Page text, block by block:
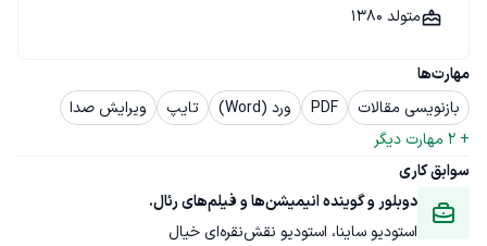
مهارت‌ها
بازنویسی مقالات
PDF ورد (Word) تایپ
ویرایش صدا
+
2 مهارت دیگر
سوابق کاری
دوبلور و گوینده انیمیشن‌ها و فیلم‌های رئال.
استودیو ساینا، استودیو نقش‌نقره‌ای خیال
متولد 1380